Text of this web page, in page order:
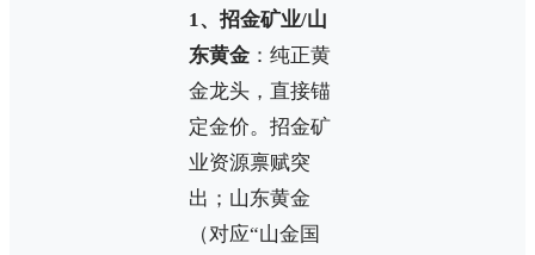
1、招金矿业/山
东黄金 ：纯正黄
金龙头，直接锚
定金价。招金矿
业资源禀赋突
出；山东黄金
（对应“山金国